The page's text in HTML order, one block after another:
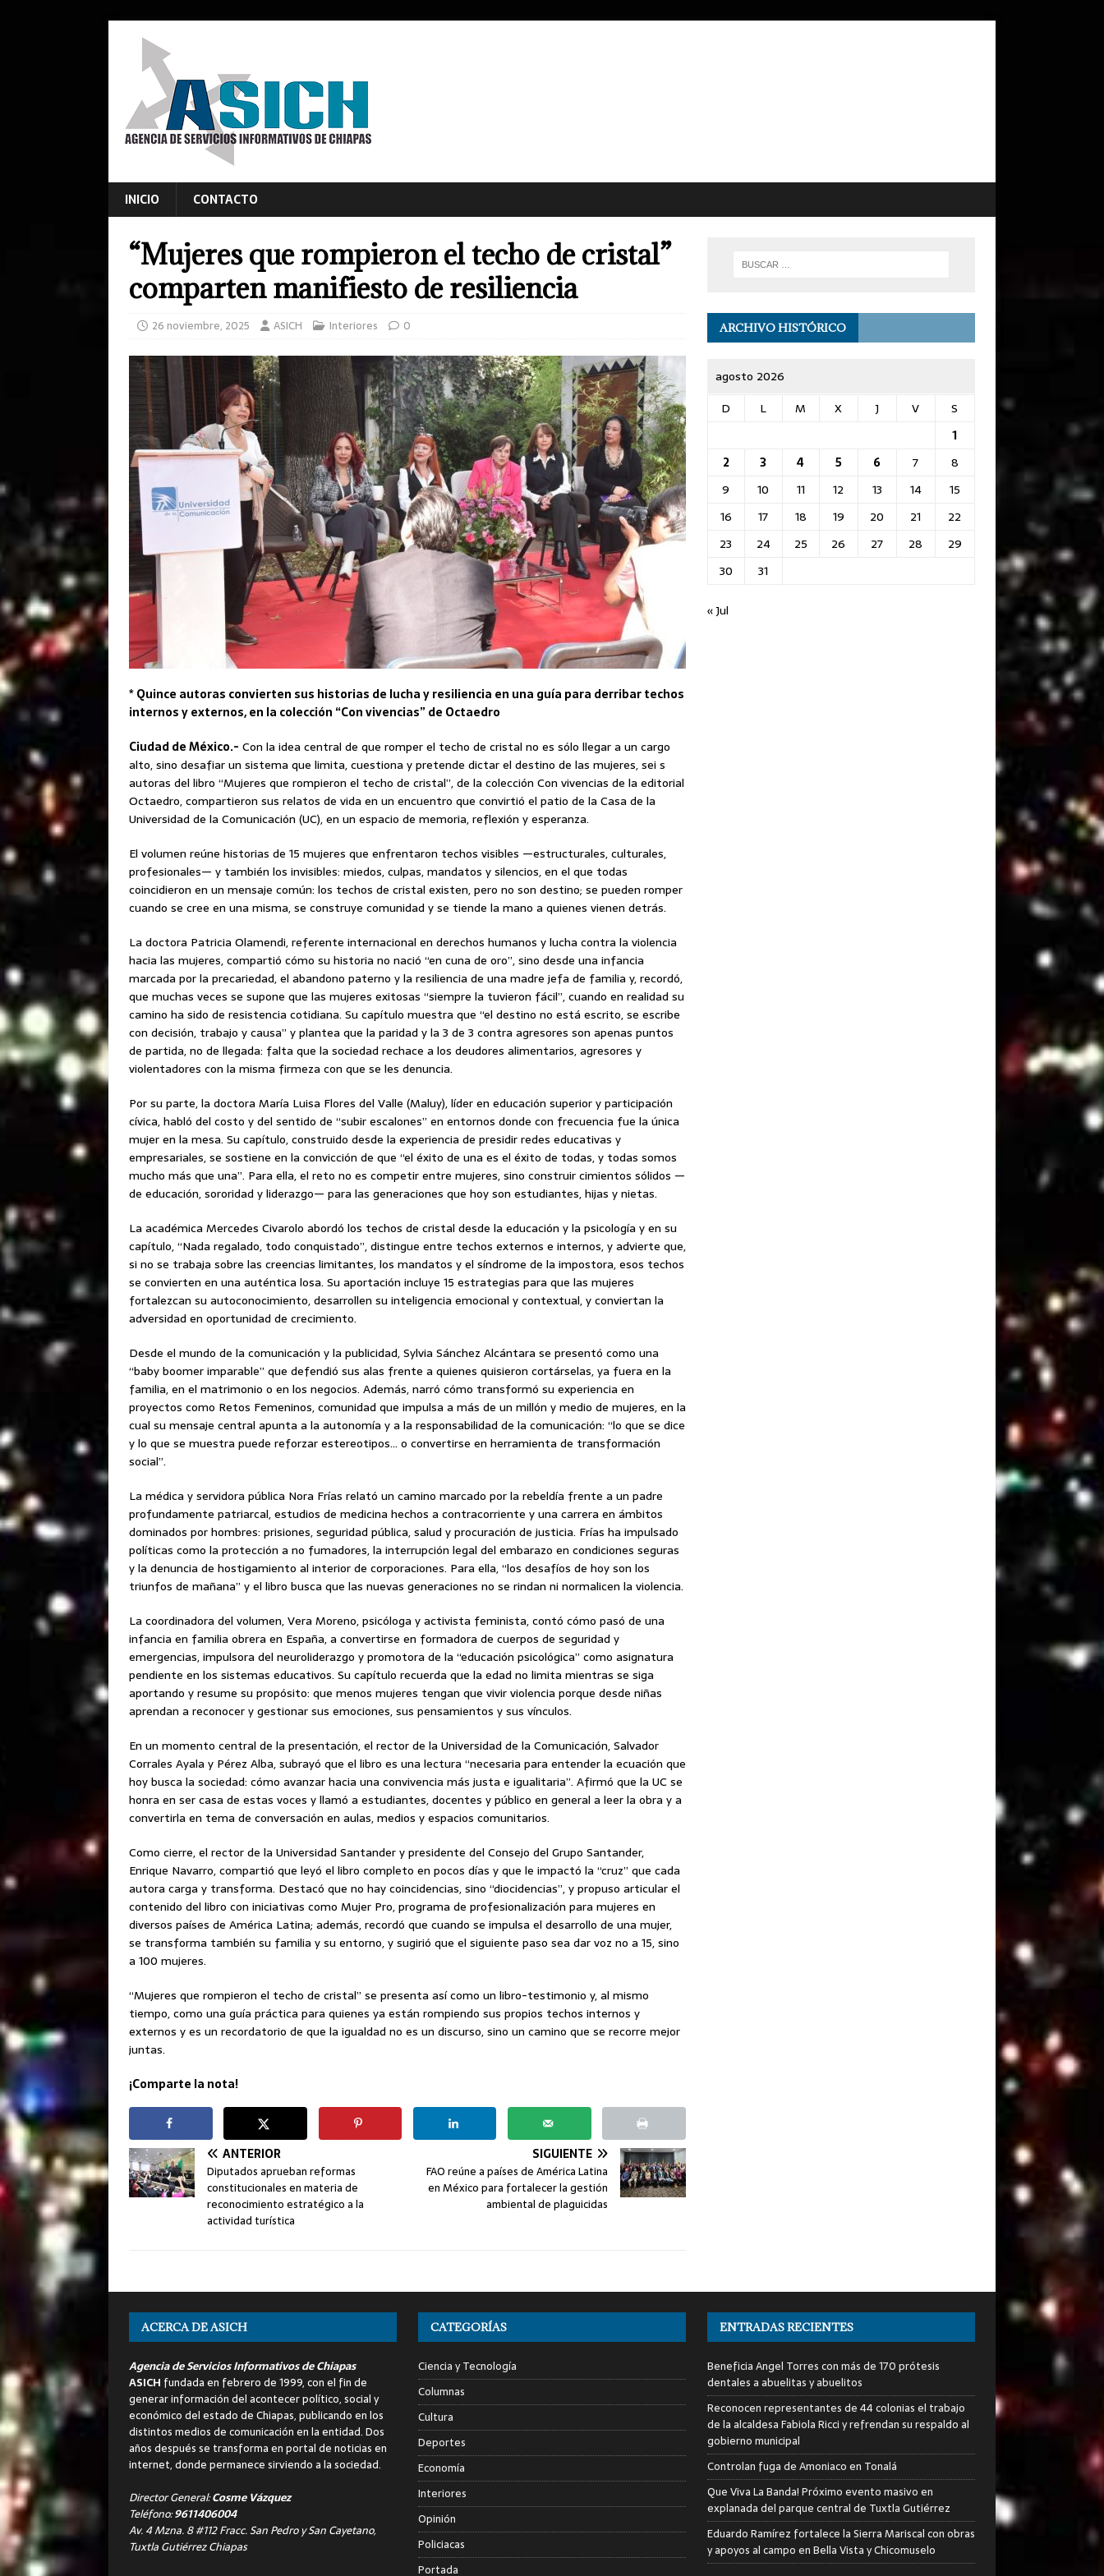
INICIO CONTACTO
“Mujeres que rompieron el techo de cristal”
comparten manifiesto de resiliencia
26 noviembre, 2025 ASICH Interiores 0
* Quince autoras convierten sus historias de lucha y resiliencia en una guía para derribar techos
internos y externos, en la colección “Con vivencias” de Octaedro
Ciudad de México.- Con la idea central de que romper el techo de cristal no es sólo llegar a un cargo
alto, sino desafiar un sistema que limita, cuestiona y pretende dictar el destino de las mujeres, sei s
autoras del libro “Mujeres que rompieron el techo de cristal”, de la colección Con vivencias de la editorial
Octaedro, compartieron sus relatos de vida en un encuentro que convirtió el patio de la Casa de la
Universidad de la Comunicación (UC), en un espacio de memoria, reflexión y esperanza.
El volumen reúne historias de 15 mujeres que enfrentaron techos visibles —estructurales, culturales,
profesionales— y también los invisibles: miedos, culpas, mandatos y silencios, en el que todas
coincidieron en un mensaje común: los techos de cristal existen, pero no son destino; se pueden romper
cuando se cree en una misma, se construye comunidad y se tiende la mano a quienes vienen detrás.
La doctora Patricia Olamendi, referente internacional en derechos humanos y lucha contra la violencia
hacia las mujeres, compartió cómo su historia no nació “en cuna de oro”, sino desde una infancia
marcada por la precariedad, el abandono paterno y la resiliencia de una madre jefa de familia y, recordó,
que muchas veces se supone que las mujeres exitosas “siempre la tuvieron fácil”, cuando en realidad su
camino ha sido de resistencia cotidiana. Su capítulo muestra que “el destino no está escrito, se escribe
con decisión, trabajo y causa” y plantea que la paridad y la 3 de 3 contra agresores son apenas puntos
de partida, no de llegada: falta que la sociedad rechace a los deudores alimentarios, agresores y
violentadores con la misma firmeza con que se les denuncia.
Por su parte, la doctora María Luisa Flores del Valle (Maluy), líder en educación superior y participación
cívica, habló del costo y del sentido de “subir escalones” en entornos donde con frecuencia fue la única
mujer en la mesa. Su capítulo, construido desde la experiencia de presidir redes educativas y
empresariales, se sostiene en la convicción de que “el éxito de una es el éxito de todas, y todas somos
mucho más que una”. Para ella, el reto no es competir entre mujeres, sino construir cimientos sólidos —
de educación, sororidad y liderazgo— para las generaciones que hoy son estudiantes, hijas y nietas.
La académica Mercedes Civarolo abordó los techos de cristal desde la educación y la psicología y en su
capítulo, “Nada regalado, todo conquistado”, distingue entre techos externos e internos, y advierte que,
si no se trabaja sobre las creencias limitantes, los mandatos y el síndrome de la impostora, esos techos
se convierten en una auténtica losa. Su aportación incluye 15 estrategias para que las mujeres
fortalezcan su autoconocimiento, desarrollen su inteligencia emocional y contextual, y conviertan la
adversidad en oportunidad de crecimiento.
Desde el mundo de la comunicación y la publicidad, Sylvia Sánchez Alcántara se presentó como una
“baby boomer imparable” que defendió sus alas frente a quienes quisieron cortárselas, ya fuera en la
familia, en el matrimonio o en los negocios. Además, narró cómo transformó su experiencia en
proyectos como Retos Femeninos, comunidad que impulsa a más de un millón y medio de mujeres, en la
cual su mensaje central apunta a la autonomía y a la responsabilidad de la comunicación: “lo que se dice
y lo que se muestra puede reforzar estereotipos… o convertirse en herramienta de transformación
social”.
La médica y servidora pública Nora Frías relató un camino marcado por la rebeldía frente a un padre
profundamente patriarcal, estudios de medicina hechos a contracorriente y una carrera en ámbitos
dominados por hombres: prisiones, seguridad pública, salud y procuración de justicia. Frías ha impulsado
políticas como la protección a no fumadores, la interrupción legal del embarazo en condiciones seguras
y la denuncia de hostigamiento al interior de corporaciones. Para ella, “los desafíos de hoy son los
triunfos de mañana” y el libro busca que las nuevas generaciones no se rindan ni normalicen la violencia.
La coordinadora del volumen, Vera Moreno, psicóloga y activista feminista, contó cómo pasó de una
infancia en familia obrera en España, a convertirse en formadora de cuerpos de seguridad y
emergencias, impulsora del neuroliderazgo y promotora de la “educación psicológica” como asignatura
pendiente en los sistemas educativos. Su capítulo recuerda que la edad no limita mientras se siga
aportando y resume su propósito: que menos mujeres tengan que vivir violencia porque desde niñas
aprendan a reconocer y gestionar sus emociones, sus pensamientos y sus vínculos.
En un momento central de la presentación, el rector de la Universidad de la Comunicación, Salvador
Corrales Ayala y Pérez Alba, subrayó que el libro es una lectura “necesaria para entender la ecuación que
hoy busca la sociedad: cómo avanzar hacia una convivencia más justa e igualitaria”. Afirmó que la UC se
honra en ser casa de estas voces y llamó a estudiantes, docentes y público en general a leer la obra y a
convertirla en tema de conversación en aulas, medios y espacios comunitarios.
Como cierre, el rector de la Universidad Santander y presidente del Consejo del Grupo Santander,
Enrique Navarro, compartió que leyó el libro completo en pocos días y que le impactó la “cruz” que cada
autora carga y transforma. Destacó que no hay coincidencias, sino “diocidencias”, y propuso articular el
contenido del libro con iniciativas como Mujer Pro, programa de profesionalización para mujeres en
diversos países de América Latina; además, recordó que cuando se impulsa el desarrollo de una mujer,
se transforma también su familia y su entorno, y sugirió que el siguiente paso sea dar voz no a 15, sino
a 100 mujeres.
“Mujeres que rompieron el techo de cristal” se presenta así como un libro-testimonio y, al mismo
tiempo, como una guía práctica para quienes ya están rompiendo sus propios techos internos y
externos y es un recordatorio de que la igualdad no es un discurso, sino un camino que se recorre mejor
juntas.
¡Comparte la nota!
ANTERIOR
Diputados aprueban reformas
constitucionales en materia de
reconocimiento estratégico a la
actividad turística
SIGUIENTE
FAO reúne a países de América Latina
en México para fortalecer la gestión
ambiental de plaguicidas
ARCHIVO HISTÓRICO
agosto 2026
D
L M X J V
S
1
2
3 4 5 6 7
8
9
10 11 12 13 14
15
16
17 18 19 20 21
22
23
24 25 26 27 28
29
30
31
« Jul
ACERCA DE ASICH
Agencia de Servicios Informativos de Chiapas
ASICH fundada en febrero de 1999, con el fin de
generar información del acontecer político, social y
económico del estado de Chiapas, publicando en los
distintos medios de comunicación en la entidad. Dos
años después se transforma en portal de noticias en
internet, donde permanece sirviendo a la sociedad.
Director General:Cosme Vázquez
Teléfono:9611406004
Av. 4 Mzna. 8 #112 Fracc. San Pedro y San Cayetano,
Tuxtla Gutiérrez Chiapas
CATEGORÍAS
Ciencia y Tecnología
Columnas
Cultura
Deportes
Economía
Interiores
Opinión
Policiacas
Portada
ENTRADAS RECIENTES
Beneficia Angel Torres con más de 170 prótesis
dentales a abuelitas y abuelitos
Reconocen representantes de 44 colonias el trabajo
de la alcaldesa Fabiola Ricci y refrendan su respaldo al
gobierno municipal
Controlan fuga de Amoniaco en Tonalá
Que Viva La Banda! Próximo evento masivo en
explanada del parque central de Tuxtla Gutiérrez
Eduardo Ramírez fortalece la Sierra Mariscal con obras
y apoyos al campo en Bella Vista y Chicomuselo